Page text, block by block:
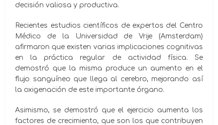
decisión valiosa y productiva.
Recientes estudios científicos de expertos del Centro
Médico de la Universidad de Vrije (Amsterdam)
afirmaron que existen varias implicaciones cognitivas
en la práctica regular de actividad física. Se
demostró que la misma produce un aumento en el
flujo sanguíneo que llega al cerebro, mejorando así
la oxigenación de este importante órgano.
Asimismo, se demostró que el ejercicio aumenta los
factores de crecimiento, que son los que contribuyen